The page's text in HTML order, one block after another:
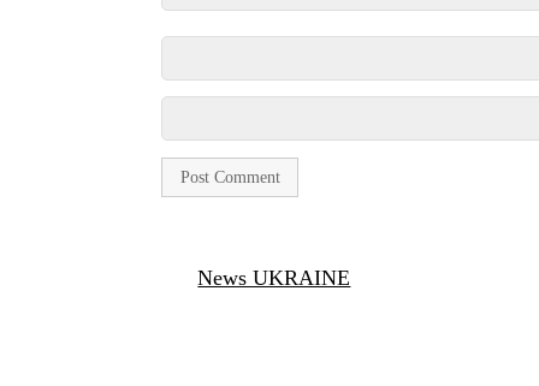
News UKRAINE